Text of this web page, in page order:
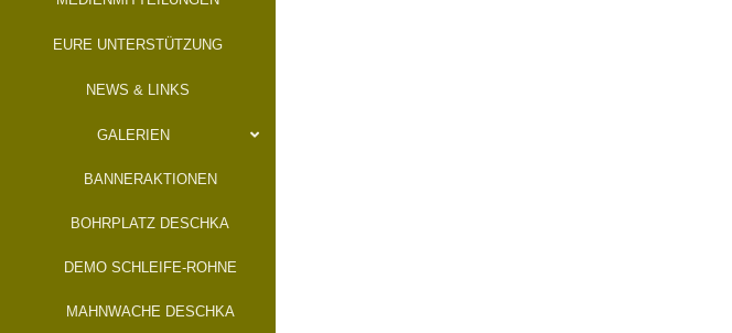
EURE UNTERSTÜTZUNG
NEWS & LINKS
GALERIEN
BANNERAKTIONEN
BOHRPLATZ DESCHKA
DEMO SCHLEIFE-ROHNE
MAHNWACHE DESCHKA